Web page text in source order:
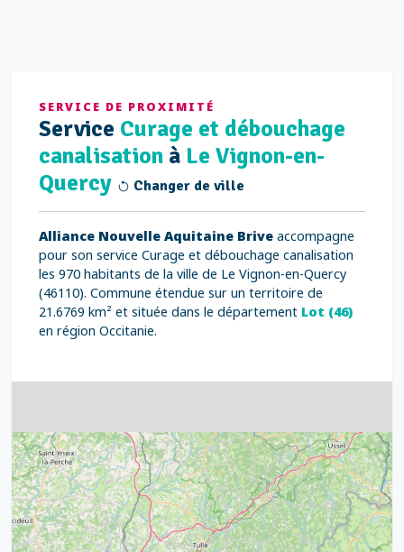
SERVICE DE PROXIMITÉ
Service Curage et débouchage
canalisation à Le Vignon-en-
Quercy
Changer de ville
Alliance Nouvelle Aquitaine Brive accompagne
pour son service Curage et débouchage canalisation
les 970 habitants de la ville de Le Vignon-en-Quercy
(46110). Commune étendue sur un territoire de
21.6769 km² et située dans le département Lot (46)
en région Occitanie.
4
32
39